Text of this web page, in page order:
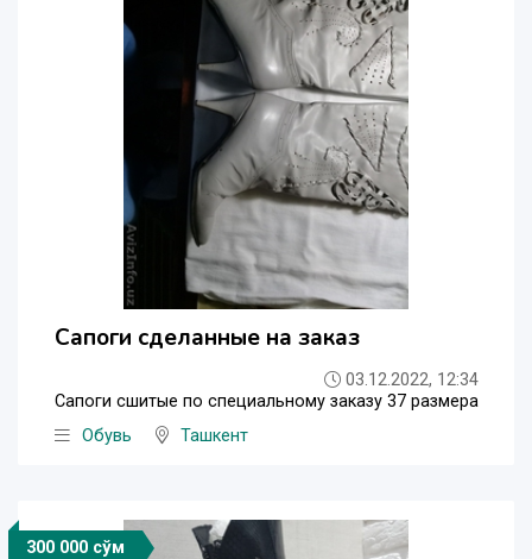
Сапоги сделанные на заказ
03.12.2022, 12:34
Сапоги сшитые по специальному заказу 37 размера
Обувь
Ташкент
300 000 сўм